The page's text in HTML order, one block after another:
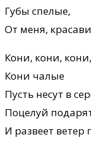
Губы спелые,
От меня,
Кони, кони,
Кони чалые
Пусть несут в
Поцелуй
И развеет ветер